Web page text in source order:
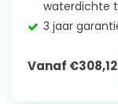
waterdichte
3 jaar
Vanaf €308,12